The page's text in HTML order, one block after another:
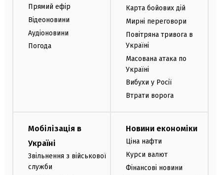
Прямий ефір
Відеоновини
Аудіоновини
Погода
Карта бойових дій
Мирні переговори
Повітряна тривога в
Україні
Масована атака по
Україні
Вибухи у Росії
Втрати ворога
Мобілізація в
Україні
Звільнення з військової
служби
Новини економіки
Ціна нафти
Курси валют
Фінансові новини